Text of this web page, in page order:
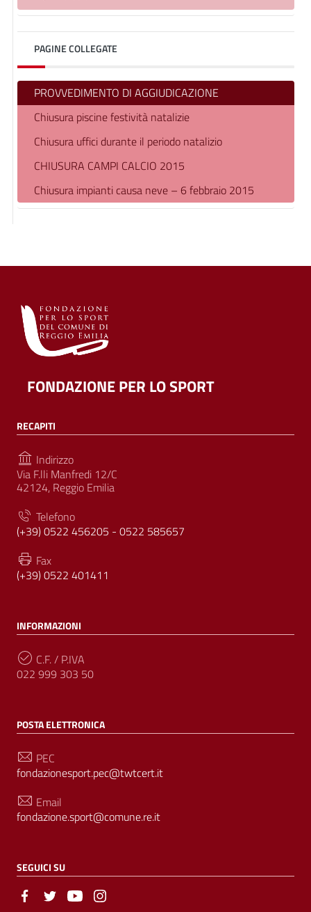
PAGINE COLLEGATE
PROVVEDIMENTO DI AGGIUDICAZIONE
Chiusura piscine festività natalizie
Chiusura uffici durante il periodo natalizio
CHIUSURA CAMPI CALCIO 2015
Chiusura impianti causa neve – 6 febbraio 2015
FONDAZIONE PER LO SPORT
RECAPITI
Indirizzo
Via F.lli Manfredi 12/C
42124, Reggio Emilia
Telefono
(+39) 0522 456205 - 0522 585657
Fax
(+39) 0522 401411
INFORMAZIONI
C.F. / P.IVA
022 999 303 50
POSTA ELETTRONICA
PEC
fondazionesport.pec@twtcert.it
Email
fondazione.sport@comune.re.it
SEGUICI SU